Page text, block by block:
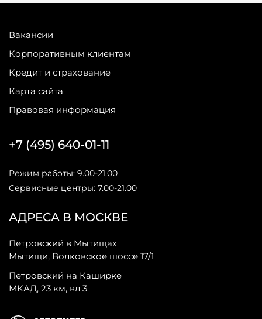
Вакансии
Корпоративным клиентам
Кредит и страхование
Карта сайта
Правовая информация
АДРЕСА В МОСКВЕ
Петровский в Мытищах
Мытищи, Волковское шоссе 17/1
Петровский на Каширке
МКАД, 23 км, вл 3
+7 (495) 640-01-11
Режим работы: 9.00-21.00
Сервисные центры: 7.00-21.00